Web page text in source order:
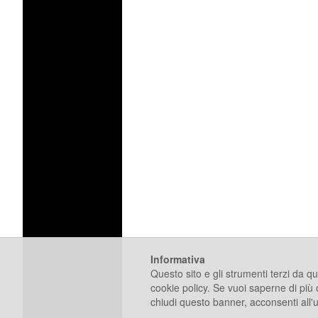
Bergamo Economia Magazine è un
Informativa
Questo sito e gli strumenti terzi da
cookie policy. Se vuoi saperne di
chiudi questo banner, acconsenti